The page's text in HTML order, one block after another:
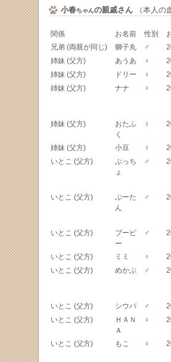
小春ちゃんの親戚さん（本人の
関係 お名前 性別
兄弟 (両親が同じ)
獅子丸 ♂
姉妹 (父方) あうあ ♀
姉妹 (父方) ドリー ♀
姉妹 (父方) ナナ ♀
姉妹 (父方)
おたふ
く
♀
姉妹 (父方) 小豆 ♀
いとこ (父方)
ぶっち
ょ
♂
いとこ (父方)
ぶーた
ん
♂
いとこ (父方)
ブービ
ー
♂
いとこ (父方) ミミ ♀
いとこ (父方) めかぶ ♂
いとこ (父方) シウバ ♂
いとこ (父方)
ＨＡＮ
Ａ
♀
いとこ (父方) もこ ♀